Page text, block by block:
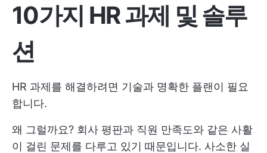
10가지 HR 과제 및 솔루
션
HR 과제를 해결하려면 기술과 명확한 플랜이 필요
합니다.
왜 그럴까요? 회사 평판과 직원 만족도와 같은 사활
이 걸린 문제를 다루고 있기 때문입니다. 사소한 실